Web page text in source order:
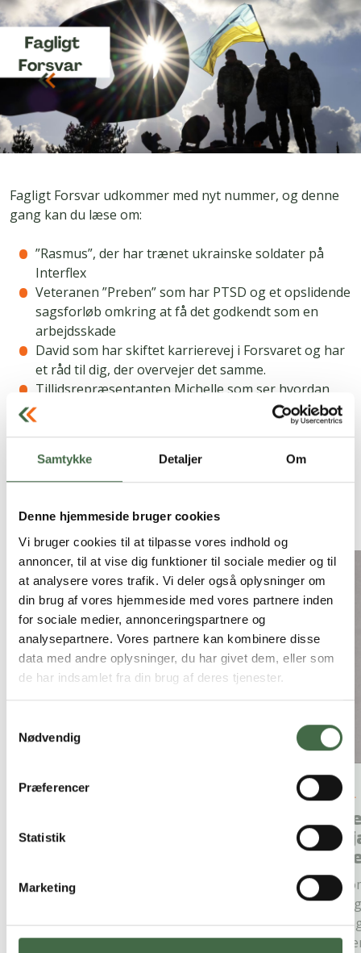
Samtykke Detaljer Om
Denne hjemmeside bruger cookies
Vi bruger cookies til at tilpasse vores indhold og
annoncer, til at vise dig funktioner til sociale medier og til
at analysere vores trafik. Vi deler også oplysninger om
din brug af vores hjemmeside med vores partnere inden
for sociale medier, annonceringspartnere og
analysepartnere. Vores partnere kan kombinere disse
data med andre oplysninger, du har givet dem, eller som
de har indsamlet fra din brug af deres tjenester.
Nødvendig
Præferencer
Statistik
Marketing
Fagligt Forsvar udkommer med nyt nummer, og denne
gang kan du læse om:
”Rasmus”, der har trænet ukrainske soldater på
Interflex
Veteranen ”Preben” som har PTSD og et opslidende
sagsforløb omkring at få det godkendt som en
arbejdsskade
David som har skiftet karrierevej i Forsvaret og har
et råd til dig, der overvejer det samme.
Tillidsrepræsentanten Michelle som ser hvordan
12-kulturen også eksisterer blandt HRU’erne
Andre nyheder
22. JUNI 2026
Legoland
OK26, da han i DR Nyheder fortalte
19.